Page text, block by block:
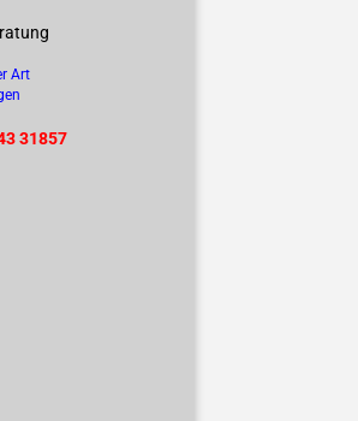
Art
31857